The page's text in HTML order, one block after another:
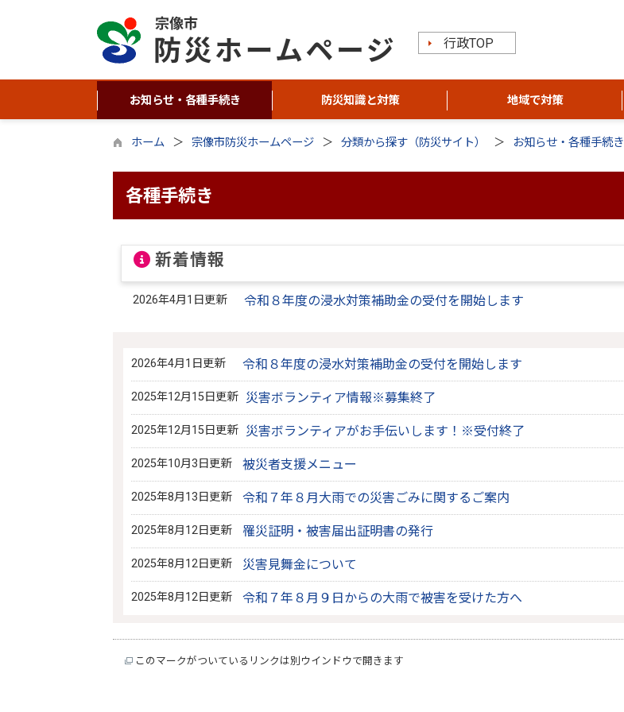
行政TOP
お知らせ・各種手続き 防災知識と対策 地域で対策
ホーム 宗像市防災ホームページ 分類から探す（防災サイト） お知らせ・各種手続き
各種手続き
新着情報
2026年4月1日更新 令和８年度の浸水対策補助金の受付を開始します
2026年4月1日更新 令和８年度の浸水対策補助金の受付を開始します
2025年12月15日更新 災害ボランティア情報※募集終了
2025年12月15日更新 災害ボランティアがお手伝いします！※受付終了
2025年10月3日更新 被災者支援メニュー
2025年8月13日更新 令和７年８月大雨での災害ごみに関するご案内
2025年8月12日更新 罹災証明・被害届出証明書の発行
2025年8月12日更新 災害見舞金について
2025年8月12日更新 令和７年８月９日からの大雨で被害を受けた方へ
このマークがついているリンクは別ウインドウで開きます